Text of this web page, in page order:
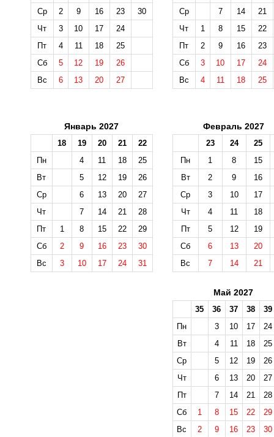
Ср
2 9 16 23
30
Чт
3 10 17
24
Пт
4 11 18
25
Сб
5 12 19
26
Вс
6 13 20 27
Ср
7 14
21
Чт
1 8 15
22
Пт
2 9 16
23
Сб
3 10 17
24
Вс
4 11 18 25
Январь 2027
18 19 20 21
22
Пн
4 11 18
25
Вт
5 12 19
26
Ср
6 13 20
27
Чт
7 14 21
28
Пт
1 8 15 22
29
Сб
2 9 16 23
30
Вс
3 10 17 24 31
Февраль 2027
23 24
25
Пн
1 8
15
Вт
2 9
16
Ср
3 10
17
Чт
4 11
18
Пт
5 12
19
Сб
6 13
20
Вс
7 14 21
Май 2027
35 36 37 38
39
Пн
3 10 17
24
Вт
4 11 18
25
Ср
5 12 19
26
Чт
6 13 20
27
Пт
7 14 21
28
Сб
1 8 15 22
29
Вс
2 9 16 23 30